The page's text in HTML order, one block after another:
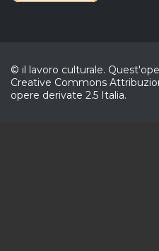
© il lavoro culturale.
Creative Commons
opere derivate 2.5 Italia.